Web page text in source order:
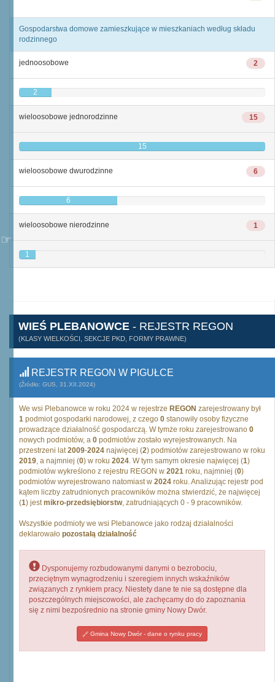
Gospodarstwa domowe zamieszkujące w mieszkaniach według składu
rodzinnego
2
jednoosobowe
2
15
wieloosobowe jednorodzinne
15
6
wieloosobowe dwurodzinne
6
1
wieloosobowe nierodzinne
1
WIEŚ PLEBANOWCE - REJESTR REGON
(KLASY WIELKOŚCI, SEKCJE PKD, FORMY PRAWNE)
REJESTR REGON W PIGUŁCE
(Źródło: GUS, 31.XII.2024)
We wsi Plebanowce w roku 2024 w rejestrze REGON zarejestrowany był
1 podmiot gospodarki narodowej, z czego 0 stanowiły osoby fizyczne
prowadzące działalność gospodarczą. W tymże roku zarejestrowano 0
nowych podmiotów, a 0 podmiotów zostało wyrejestrowanych. Na
przestrzeni lat2009-2024 najwięcej (2) podmiotów zarejestrowano w roku
2019, a najmniej (0) w roku 2024. W tym samym okresie najwięcej (1)
podmiotów wykreślono z rejestru REGON w 2021 roku, najmniej (0)
podmiotów wyrejestrowano natomiast w 2024 roku. Analizując rejestr pod
kątem liczby zatrudnionych pracowników można stwierdzić, że najwięcej
(1) jestmikro-przedsiębiorstw, zatrudniających 0 - 9 pracowników.
Wszystkie podmioty we wsi Plebanowce jako rodzaj działalności
deklarowało pozostałą działalność
Dysponujemy rozbudowanymi danymi o bezrobociu,
przeciętnym wynagrodzeniu i szeregiem innych wskaźników
związanych z rynkiem pracy. Niestety dane te nie są dostępne dla
poszczególnych miejscowości, ale zachęcamy do do zapoznania
się z nimi bezpośrednio na stronie gminy Nowy Dwór.
Gmina Nowy Dwór - dane o rynku pracy